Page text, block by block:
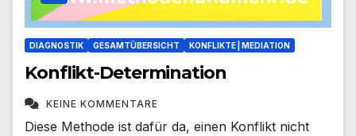
DIAGNOSTIK GESAMTÜBERSICHT KONFLIKTE | MEDIATION
Konflikt-Determination
KEINE KOMMENTARE
Diese Methode ist dafür da, einen Konflikt nicht